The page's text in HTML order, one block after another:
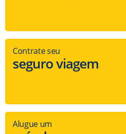
Contrate seu
seguro viagem
Alugue um